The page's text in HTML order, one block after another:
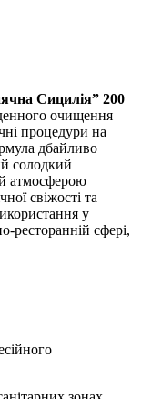
Сицилія” 200
очищення
процедури на
дбайливо
солодкий
атмосферою
свіжості та
у
ресторанній сфері,